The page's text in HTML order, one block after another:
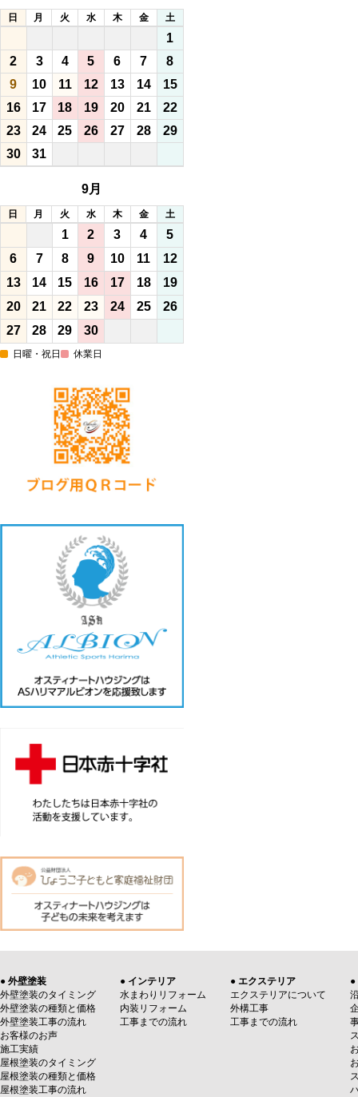
日 月 火 水 木 金 土
1
2
3 4 5 6 7
8
9
10 11 12 13 14
15
16
17 18 19 20 21
22
23
24 25 26 27 28
29
30
31
9月
日 月 火 水 木 金 土
1 2 3 4
5
6
7 8 9 10 11
12
13
14 15 16 17 18
19
20
21 22 23 24 25
26
27
28 29 30
日曜・祝日 休業日
● 外壁塗装
外壁塗装のタイミング
外壁塗装の種類と価格
外壁塗装工事の流れ
お客様のお声
施工実績
屋根塗装のタイミング
屋根塗装の種類と価格
屋根塗装工事の流れ
● インテリア
水まわりリフォーム
内装リフォーム
工事までの流れ
● エクステリア
エクステリアについて
外構工事
工事までの流れ
●